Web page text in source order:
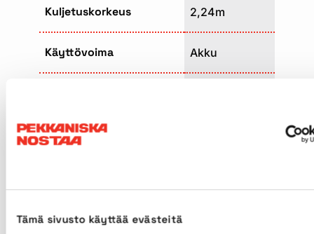
Tämä sivusto käyttää evästeitä
Kuljetuskorkeus 2,24m
Käyttövoima Akku
Ulkorenkaat
Max. alustan kaltevuus